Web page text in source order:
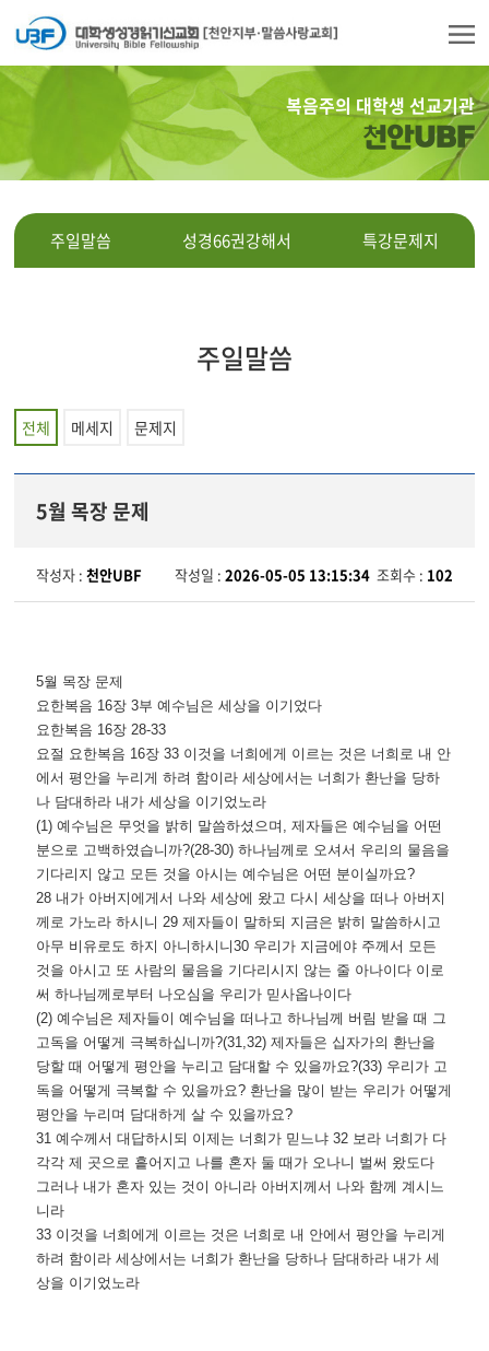
복음주의 대학생 선교기관
천안UBF
주일말씀 성경66권강해서 특강문제지
주일말씀
전체 메세지 문제지
5월 목장 문제
작성자 :천안UBF 작성일 :2026-05-05 13:15:34 조회수 : 102
5월 목장 문제
요한복음 16장 3부 예수님은 세상을 이기었다
요한복음 16장 28-33
요절 요한복음 16장 33 이것을 너희에게 이르는 것은 너희로 내 안
에서 평안을 누리게 하려 함이라 세상에서는 너희가 환난을 당하
나 담대하라 내가 세상을 이기었노라
(1) 예수님은 무엇을 밝히 말씀하셨으며, 제자들은 예수님을 어떤
분으로 고백하였습니까?(28-30) 하나님께로 오셔서 우리의 물음을
기다리지 않고 모든 것을 아시는 예수님은 어떤 분이실까요?
28 내가 아버지에게서 나와 세상에 왔고 다시 세상을 떠나 아버지
께로 가노라 하시니 29 제자들이 말하되 지금은 밝히 말씀하시고
아무 비유로도 하지 아니하시니30 우리가 지금에야 주께서 모든
것을 아시고 또 사람의 물음을 기다리시지 않는 줄 아나이다 이로
써 하나님께로부터 나오심을 우리가 믿사옵나이다
(2) 예수님은 제자들이 예수님을 떠나고 하나님께 버림 받을 때 그
고독을 어떻게 극복하십니까?(31,32) 제자들은 십자가의 환난을
당할 때 어떻게 평안을 누리고 담대할 수 있을까요?(33) 우리가 고
독을 어떻게 극복할 수 있을까요? 환난을 많이 받는 우리가 어떻게
평안을 누리며 담대하게 살 수 있을까요?
31 예수께서 대답하시되 이제는 너희가 믿느냐 32 보라 너희가 다
각각 제 곳으로 흩어지고 나를 혼자 둘 때가 오나니 벌써 왔도다
그러나 내가 혼자 있는 것이 아니라 아버지께서 나와 함께 계시느
니라
33 이것을 너희에게 이르는 것은 너희로 내 안에서 평안을 누리게
하려 함이라 세상에서는 너희가 환난을 당하나 담대하라 내가 세
상을 이기었노라